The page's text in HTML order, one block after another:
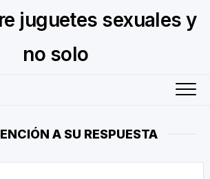
juguetes sexuales y
no solo
A SU RESPUESTA